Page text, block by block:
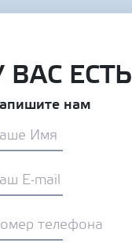
ВАС
нам